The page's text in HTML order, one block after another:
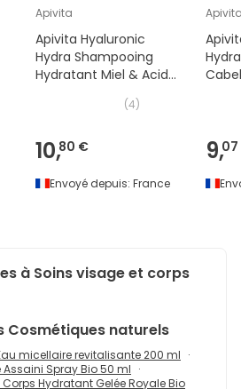
Apivita
Apivita Hyaluronic
Hydra Shampooing
Hydratant Miel & Acide
(4)
10,80 €
Envoyé depuis: France
9,
à Soins visage et corps
Cosmétiques naturels
micellaire revitalisante 200 ml
Spray Bio 50 ml
Hydratant Gelée Royale Bio